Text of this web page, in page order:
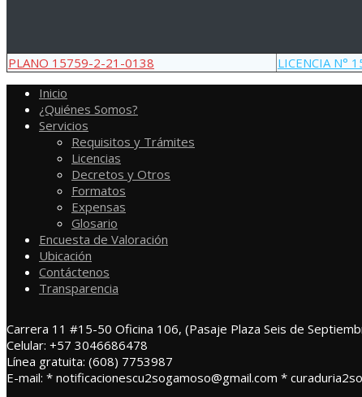
PLANO 15759-2-21-0138 LICENCIA N°
Inicio
¿Quiénes Somos?
Servicios
Requisitos y Trámites
Licencias
Decretos y Otros
Formatos
Expensas
Glosario
Encuesta de Valoración
Ubicación
Contáctenos
Transparencia
Carrera 11 #15-50 Oficina 106, (Pasaje Plaza Seis de
Celular: +57 3046686478
Línea gratuita: (608) 7753987
E-mail: * notificacionescu2sogamoso@gmail.com *